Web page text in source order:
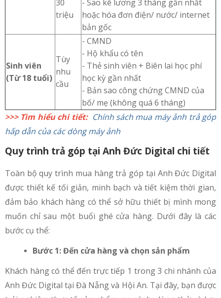
30
triệu
- Sao kê lương 3 tháng gần nhất
hoặc hóa đơn điện/ nước/ internet
bản gốc
Sinh viên
(Từ 18 tuổi)
Tùy
nhu
cầu
- CMND
- Hộ khẩu có tên
- Thẻ sinh viên + Biên lai học phí
học kỳ gần nhất
- Bản sao công chứng CMND của
bố/ mẹ (không quá 6 tháng)
>>> Tìm hiểu chi tiết: Chính sách mua máy ảnh trả góp
hấp dẫn của các dòng máy ảnh
Quy trình trả góp tại Anh Đức Digital chi tiết
Toàn bộ quy trình mua hàng trả góp tại Anh Đức Digital
được thiết kế tối giản, minh bạch và tiết kiệm thời gian,
đảm bảo khách hàng có thể sở hữu thiết bị mình mong
muốn chỉ sau một buổi ghé cửa hàng. Dưới đây là các
bước cụ thể:
Bước 1: Đến cửa hàng và chọn sản phẩm
Khách hàng có thể đến trực tiếp 1 trong 3 chi nhánh của
Anh Đức Digital tại Đà Nẵng và Hội An. Tại đây, bạn được